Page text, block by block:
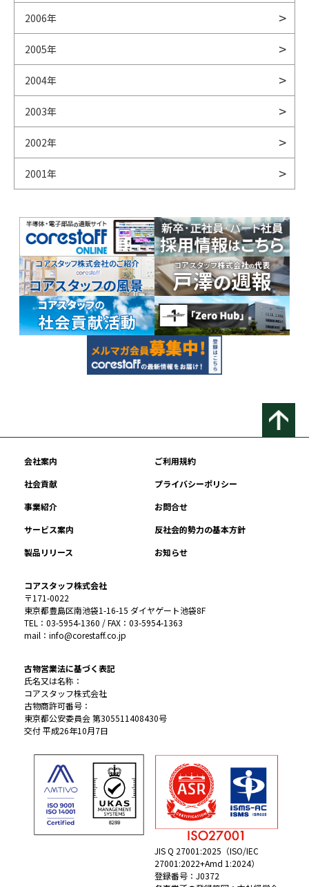
2006年
2005年
2004年
2003年
2002年
2001年
会社案内
ご利用規約
社会貢献
プライバシーポリシー
事業紹介
お問合せ
サービス案内
反社会的勢力の基本方針
製品リリース
お知らせ
コアスタッフ株式会社
〒171-0022
東京都豊島区南池袋1-16-15 ダイヤゲート池袋8F
TEL：03-5954-1360 / FAX：03-5954-1363
mail：info@corestaff.co.jp
古物営業法に基づく表記
氏名又は名称：
コアスタッフ株式会社
古物商許可番号：
東京都公安委員会 第305511408430号
交付 平成26年10月7日
JIS Q 27001:2025（ISO/IEC
27001:2022+Amd 1:2024）
登録番号：J0372